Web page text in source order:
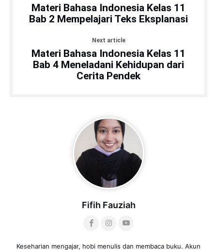
Materi Bahasa Indonesia Kelas 11
Bab 2 Mempelajari Teks Eksplanasi
Next article
Materi Bahasa Indonesia Kelas 11
Bab 4 Meneladani Kehidupan dari
Cerita Pendek
Fifih Fauziah
Keseharian mengajar, hobi menulis dan membaca buku. Akun